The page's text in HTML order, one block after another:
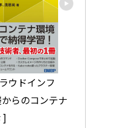
ウドインフ
らのコンテナ
]